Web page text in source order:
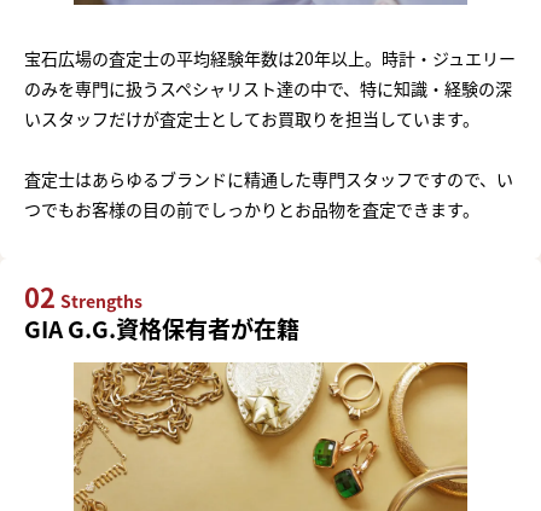
宝石広場の査定士の平均経験年数は20年以上。時計・ジュエリー
のみを専門に扱うスペシャリスト達の中で、特に知識・経験の深
いスタッフだけが査定士としてお買取りを担当しています。
査定士はあらゆるブランドに精通した専門スタッフですので、い
つでもお客様の目の前でしっかりとお品物を査定できます。
02 Strengths
GIA G.G.資格保有者が在籍